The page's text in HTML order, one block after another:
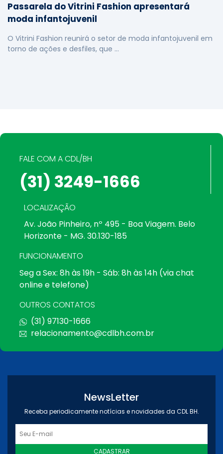
Passarela do Vitrini Fashion apresentará
moda infantojuvenil
O Vitrini Fashion reunirá o setor de moda infantojuvenil em
torno de ações e desfiles, que …
FALE COM A CDL/BH
(31) 3249-1666
LOCALIZAÇÃO
Av. João Pinheiro, nº 495 - Boa Viagem. Belo
Horizonte - MG. 30.130-185
FUNCIONAMENTO
Seg a Sex: 8h às 19h - Sáb: 8h às 14h (via chat
online e telefone)
OUTROS CONTATOS
(31) 97130-1666
relacionamento@cdlbh.com.br
NewsLetter
Receba periodicamente notícias e novidades da CDL BH.
CADASTRAR